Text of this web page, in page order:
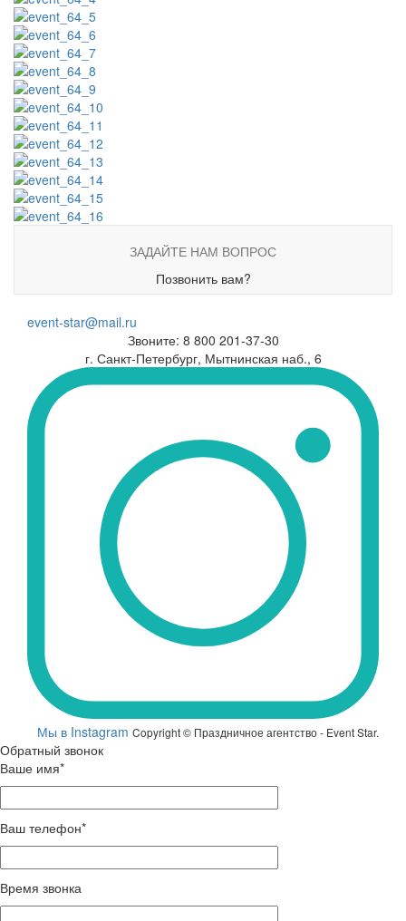
ЗАДАЙТЕ НАМ ВОПРОС
Позвонить вам?
event-star@mail.ru
Звоните: 8 800 201-37-30
г. Санкт-Петербург, Мытнинская наб., 6
Мы в Instagram Copyright © Праздничное агентство - Event Star.
Обратный звонок
Ваше имя*
Ваш телефон*
Время звонка